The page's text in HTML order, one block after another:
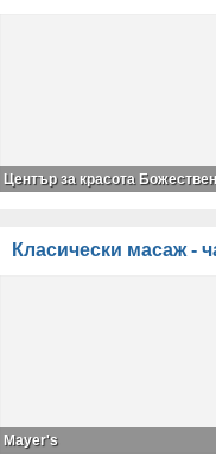
Център за красота
Класически масаж -
Mayer's